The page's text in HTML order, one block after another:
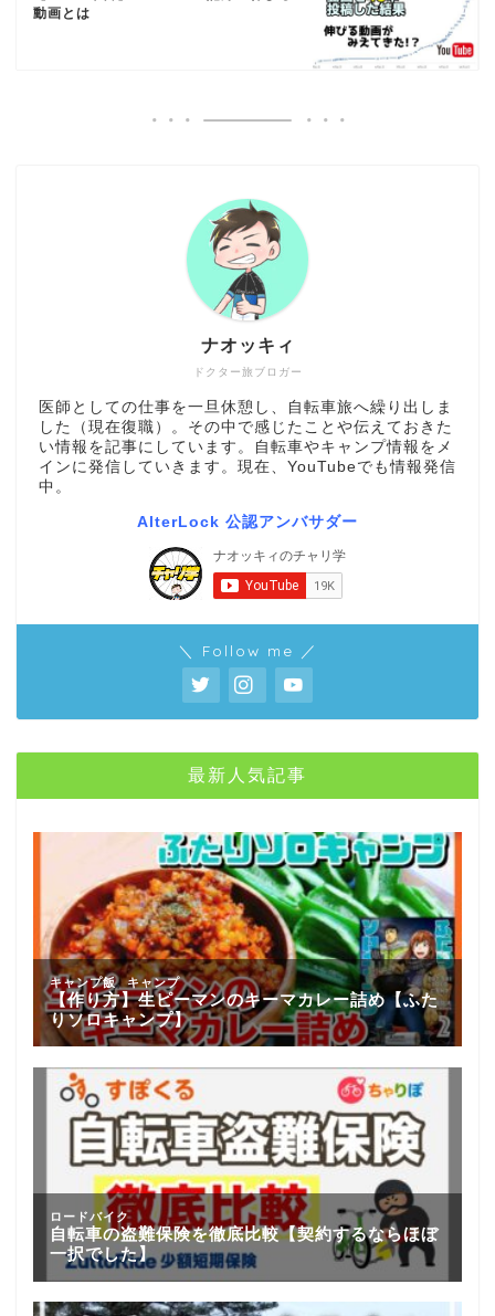
動画とは
ドクター旅ブロガー
ナオッキィ
医師としての仕事を一旦休憩し、自転車旅へ繰り出しま
した（現在復職）。その中で感じたことや伝えておきた
い情報を記事にしています。自転車やキャンプ情報をメ
インに発信していきます。現在、YouTubeでも情報発信
中。
AlterLock 公認アンバサダー
＼ Follow me ／
最新人気記事